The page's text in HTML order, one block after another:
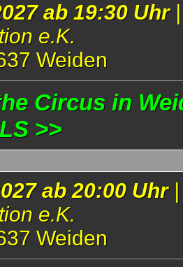
ab 19:30 Uhr
e.K.
Weiden
Circus in
>>
ab 20:00 Uhr
e.K.
Weiden